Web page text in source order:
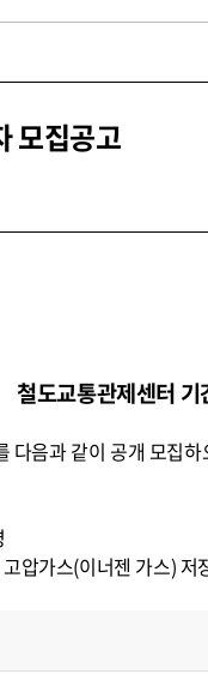
모집공고
철도교통관제센터
다음과 같이 공개 모집
압가스(이너젠 가스)